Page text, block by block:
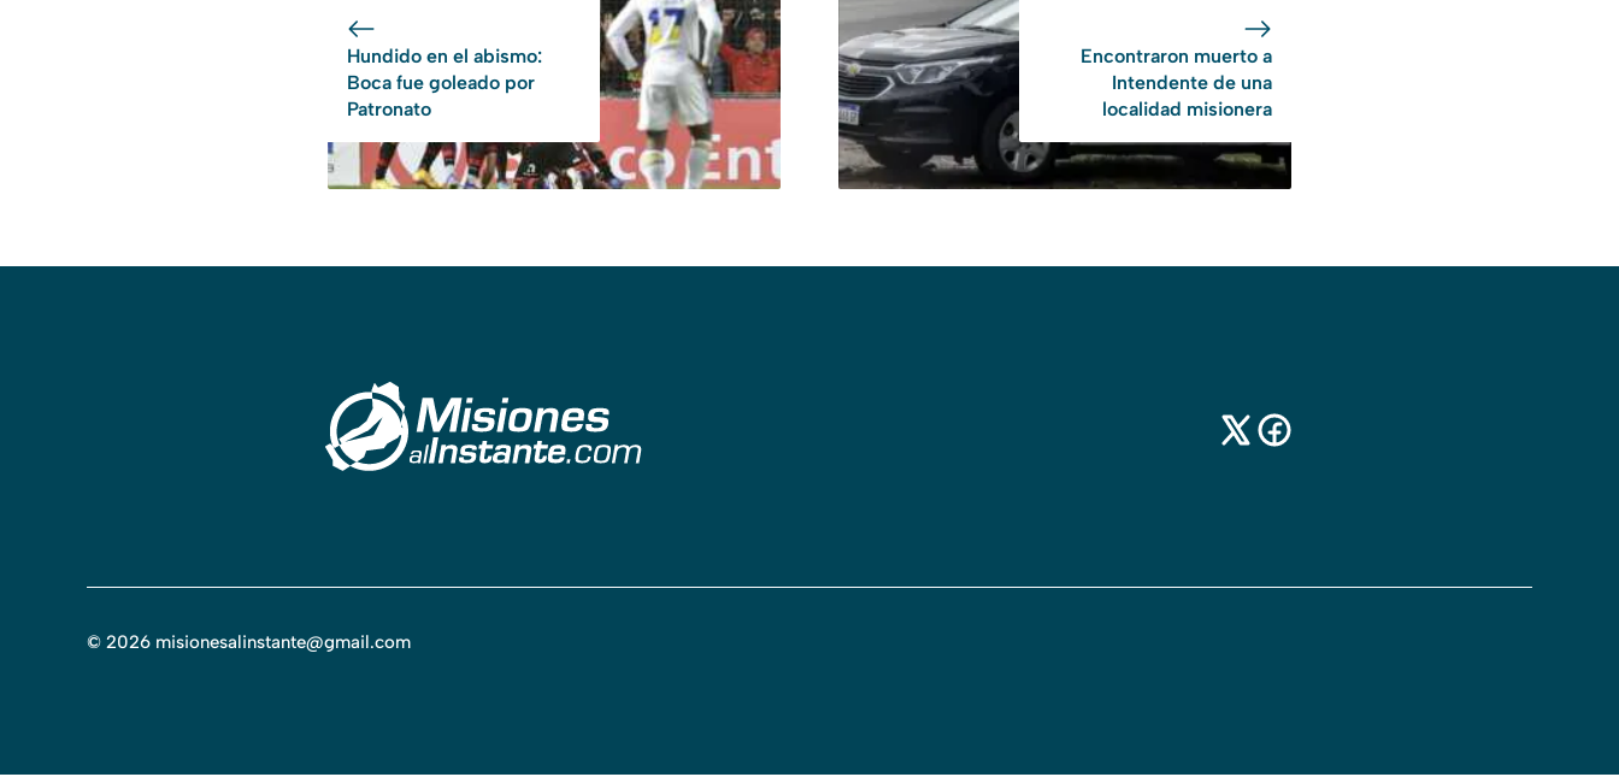
Hundido en el abismo:
Boca fue goleado por
Patronato
Encontraron muerto a
Intendente de una
localidad misionera
© 2026 misionesalinstante@gmail.com